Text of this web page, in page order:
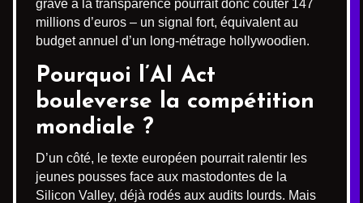
grave à la transparence pourrait donc coûter 147
millions d’euros – un signal fort, équivalent au
budget annuel d’un long-métrage hollywoodien.
Pourquoi l’AI Act
bouleverse la compétition
mondiale ?
D’un côté, le texte européen pourrait ralentir les
jeunes pousses face aux mastodontes de la
Silicon Valley, déjà rodés aux audits lourds. Mais